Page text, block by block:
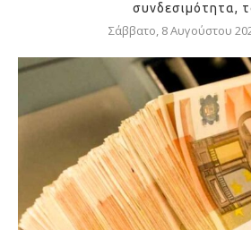
συνδεσιμότητα,
Σάββατο, 8 Αυγούστου